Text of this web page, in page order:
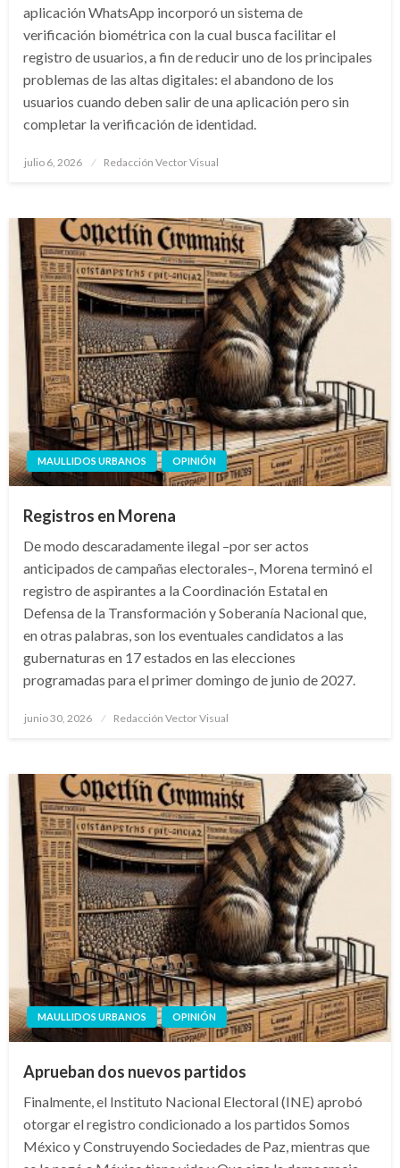
aplicación WhatsApp incorporó un sistema de
verificación biométrica con la cual busca facilitar el
registro de usuarios, a fin de reducir uno de los principales
problemas de las altas digitales: el abandono de los
usuarios cuando deben salir de una aplicación pero sin
completar la verificación de identidad.
Publicado
julio 6, 2026 Redacción Vector Visual
MAULLIDOS URBANOS OPINIÓN
Registros en Morena
De modo descaradamente ilegal –por ser actos
anticipados de campañas electorales–, Morena terminó el
registro de aspirantes a la Coordinación Estatal en
Defensa de la Transformación y Soberanía Nacional que,
en otras palabras, son los eventuales candidatos a las
gubernaturas en 17 estados en las elecciones
programadas para el primer domingo de junio de 2027.
Publicado
junio 30, 2026 Redacción Vector Visual
MAULLIDOS URBANOS OPINIÓN
Aprueban dos nuevos partidos
Finalmente, el Instituto Nacional Electoral (INE) aprobó
otorgar el registro condicionado a los partidos Somos
México y Construyendo Sociedades de Paz, mientras que